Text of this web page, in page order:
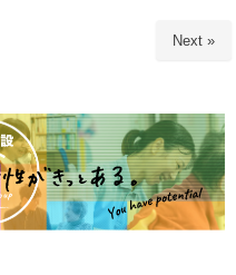
Next »